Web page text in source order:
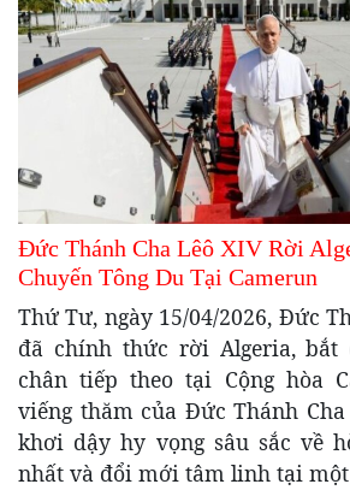
Đức Thánh Cha Lêô XIV Rời
Chuyến Tông Du Tại Camerun
Thứ Tư, ngày 15/04/2026, Đức
đã chính thức rời Algeria, bắt
chân tiếp theo tại Cộng hòa
viếng thăm của Đức Thánh
khơi dậy hy vọng sâu sắc về
nhất và đổi mới tâm linh tại